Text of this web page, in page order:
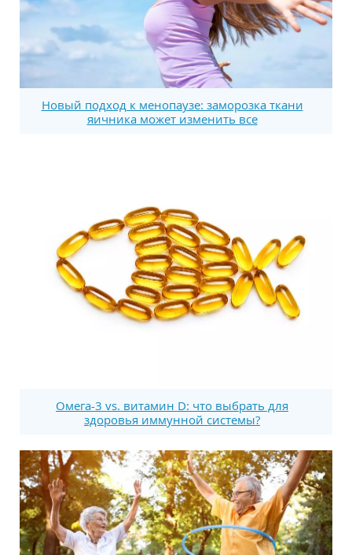
Новый подход к менопаузе: заморозка ткани
яичника может изменить все
Омега-3 vs. витамин D: что выбрать для
здоровья иммунной системы?